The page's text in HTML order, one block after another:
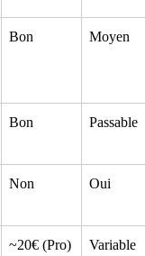
Bon Moyen
Bon Passable
Non Oui
~20€ (Pro) Variable